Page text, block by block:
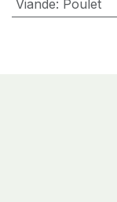
Viande: Poulet